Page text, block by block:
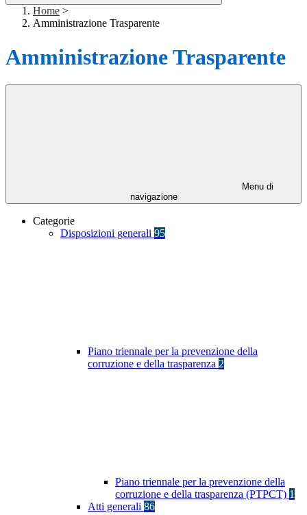
Home >
Amministrazione Trasparente
Amministrazione Trasparente
Menu di
navigazione
Categorie
Disposizioni generali 95
Piano triennale per la prevenzione della
corruzione e della trasparenza 2
Piano triennale per la prevenzione della
corruzione e della trasparenza (PTPCT) 1
Atti generali 86